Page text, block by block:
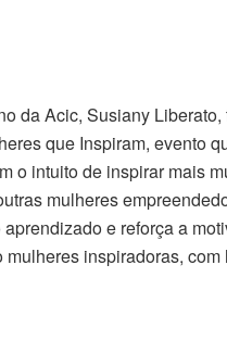
da Acic, Susiany
que Inspiram, evento
o intuito de inspirar mais
mulheres
e reforça a
inspiradoras,